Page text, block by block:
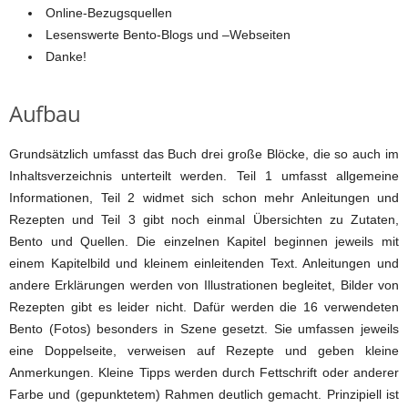
Online-Bezugsquellen
Lesenswerte Bento-Blogs und –Webseiten
Danke!
Aufbau
Grundsätzlich umfasst das Buch drei große Blöcke, die so auch im
Inhaltsverzeichnis unterteilt werden. Teil 1 umfasst allgemeine
Informationen, Teil 2 widmet sich schon mehr Anleitungen und
Rezepten und Teil 3 gibt noch einmal Übersichten zu Zutaten,
Bento und Quellen. Die einzelnen Kapitel beginnen jeweils mit
einem Kapitelbild und kleinem einleitenden Text. Anleitungen und
andere Erklärungen werden von Illustrationen begleitet, Bilder von
Rezepten gibt es leider nicht. Dafür werden die 16 verwendeten
Bento (Fotos) besonders in Szene gesetzt. Sie umfassen jeweils
eine Doppelseite, verweisen auf Rezepte und geben kleine
Anmerkungen. Kleine Tipps werden durch Fettschrift oder anderer
Farbe und (gepunktetem) Rahmen deutlich gemacht. Prinzipiell ist